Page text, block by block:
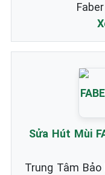
Sửa Hút Mùi
Trung Tâm